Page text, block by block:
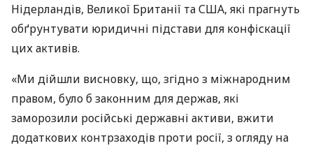
Нідерландів, Великої Британії та США, які прагнуть
обґрунтувати юридичні підстави для конфіскації
цих активів.
«Ми дійшли висновку, що, згідно з міжнародним
правом, було б законним для держав, які
заморозили російські державні активи, вжити
додаткових контрзаходів проти росії, з огляду на